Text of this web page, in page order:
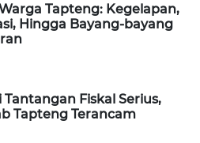
Tapteng: Kegelapan,
Hingga Bayang-bayang
Tantangan Fiskal Serius,
Tapteng Terancam